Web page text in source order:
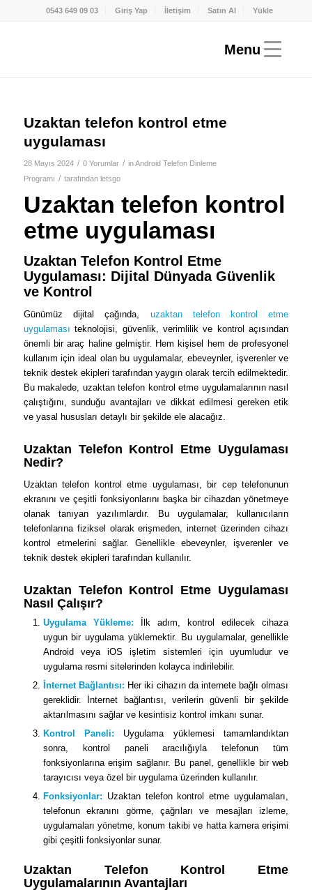
0543 649 09 03 Giriş Yap İletişim Satın Al Yükle
Uzaktan telefon kontrol etme
uygulaması
28 Mayıs 2024 / 0 Yorumlar / inAndroid Telefon Dinleme
Programı / tarafından letsgo
Uzaktan telefon kontrol
etme uygulaması
Uzaktan Telefon Kontrol Etme
Uygulaması: Dijital Dünyada Güvenlik
ve Kontrol
Günümüz dijital çağında, uzaktan telefon kontrol etme
uygulaması teknolojisi, güvenlik, verimlilik ve kontrol açısından
önemli bir araç haline gelmiştir. Hem kişisel hem de profesyonel
kullanım için ideal olan bu uygulamalar, ebeveynler, işverenler ve
teknik destek ekipleri tarafından yaygın olarak tercih edilmektedir.
Bu makalede, uzaktan telefon kontrol etme uygulamalarının nasıl
çalıştığını, sunduğu avantajları ve dikkat edilmesi gereken etik
ve yasal hususları detaylı bir şekilde ele alacağız.
Uzaktan Telefon Kontrol Etme Uygulaması
Nedir?
Uzaktan telefon kontrol etme uygulaması, bir cep telefonunun
ekranını ve çeşitli fonksiyonlarını başka bir cihazdan yönetmeye
olanak tanıyan yazılımlardır. Bu uygulamalar, kullanıcıların
telefonlarına fiziksel olarak erişmeden, internet üzerinden cihazı
kontrol etmelerini sağlar. Genellikle ebeveynler, işverenler ve
teknik destek ekipleri tarafından kullanılır.
Uzaktan Telefon Kontrol Etme Uygulaması
Nasıl Çalışır?
Uygulama Yükleme: İlk adım, kontrol edilecek cihaza
uygun bir uygulama yüklemektir. Bu uygulamalar, genellikle
Android veya iOS işletim sistemleri için uyumludur ve
uygulama resmi sitelerinden kolayca indirilebilir.
İnternet Bağlantısı: Her iki cihazın da internete bağlı olması
gereklidir. İnternet bağlantısı, verilerin güvenli bir şekilde
aktarılmasını sağlar ve kesintisiz kontrol imkanı sunar.
Kontrol Paneli: Uygulama yüklemesi tamamlandıktan
sonra, kontrol paneli aracılığıyla telefonun tüm
fonksiyonlarına erişim sağlanır. Bu panel, genellikle bir web
tarayıcısı veya özel bir uygulama üzerinden kullanılır.
Fonksiyonlar: Uzaktan telefon kontrol etme uygulamaları,
telefonun ekranını görme, çağrıları ve mesajları izleme,
uygulamaları yönetme, konum takibi ve hatta kamera erişimi
gibi çeşitli fonksiyonlar sunar.
Uzaktan Telefon Kontrol Etme
Uygulamalarının Avantajları